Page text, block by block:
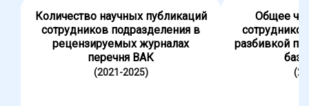
Количество научных публикаций
сотрудников подразделения в
рецензируемых журналах
перечня ВАК
(2021-2025)
Общее
разбивкой